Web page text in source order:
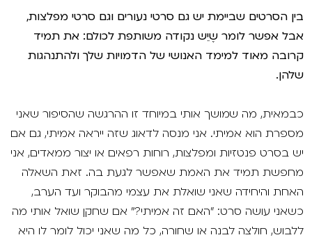
בין הסרטים שביימת יש גם סרטי נעורים וגם סרטי מפלצות,
אבל אפשר לומר שֶיֵש נקודה משותפת לכולם: את תמיד
קרובה מאוד למימד האנושי של הדמויות שלך ולהתנהגות
שלהן.
כבמאית, מה שמושך אותי במיוחד זו ההרגשה שהסיפור שאני
מספרת הוא אמיתי. אני מנסה לדאוג שזה ייראה אמיתי, גם אם
יש בסרט פנטזיות ומפלצות, רוחות רפאים או יצור ממאדים, אני
מחפשת תמיד את האמת שאפשר לגעת בה. זאת השאלה
האחת והיחידה שאני שואלת את עצמי מהבוקר ועד הערב,
כשאני עושה סרט: "האם זה אמיתי?" אם שחקן שואל אותי מה
ללבוש, חולצה לבנה או שחורה, כל מה שאני יכול לומר לו היא